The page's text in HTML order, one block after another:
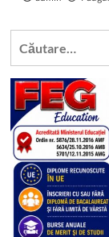
Caută